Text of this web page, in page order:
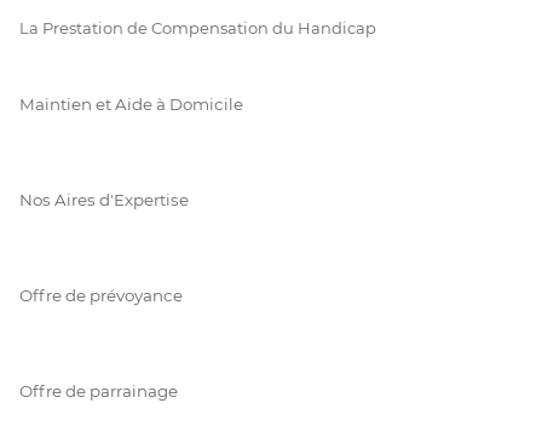
La Prestation de Compensation du Handicap
Maintien et Aide à Domicile
Nos Aires d'Expertise
Offre de prévoyance
Offre de parrainage